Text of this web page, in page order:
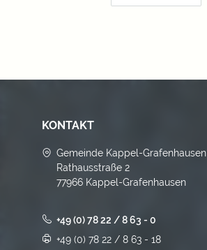
KONTAKT
Gemeinde Kappel-Grafenhausen
Rathausstraße 2
77966 Kappel-Grafenhausen
+49 (0) 78 22 / 8 63 - 0
+49 (0) 78 22 / 8 63 - 18